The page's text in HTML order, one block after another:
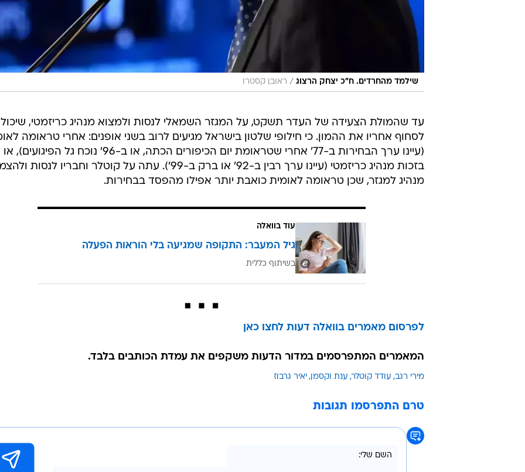
שילמד מהחרדים. ח"כ יצחק הרצוג / ראובן קסטרו
עד שהמולת הצעידה של העדר תשקט, על המגזר השמאלי לנסות ולמצוא מנהיג כריזמטי, שיכול
לסחוף אחריו את ההמון. כי חילופי שלטון בישראל מגיעים לרוב בשני אופנים: אחרי טראומה
(עיינו ערך הבחירות ב-77' אחרי שטראומת יום הכיפורים הכתה, או ב-96' נוכח גל הפיגועים), או
בזכות מנהיג כריזמטי (עיינו ערך רבין ב-92' או ברק ב-99'). עתה על קוטלר וחבריו לנסות
מנהיג למגזר, שכן טראומה לאומית כואבת יותר אפילו מהפסד בבחירות.
עוד בוואלה
גיל המעבר: התקופה שמגיעה בלי הוראות הפעלה
בשיתוף כללית
לפרסום מאמרים בוואלה דעות לחצו כאן
המאמרים המתפרסמים במדור הדעות משקפים את עמדת הכותבים בלבד.
מירי רגב עודד קוטלר ענת וקסמן יאיר גרבוז
טרם התפרסמו תגובות